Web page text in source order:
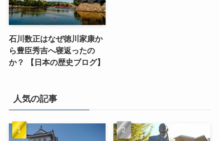
石川数正はなぜ徳川家康か
ら豊臣秀吉へ寝返ったの
か？ 【日本の歴史ブログ】
人気の記事